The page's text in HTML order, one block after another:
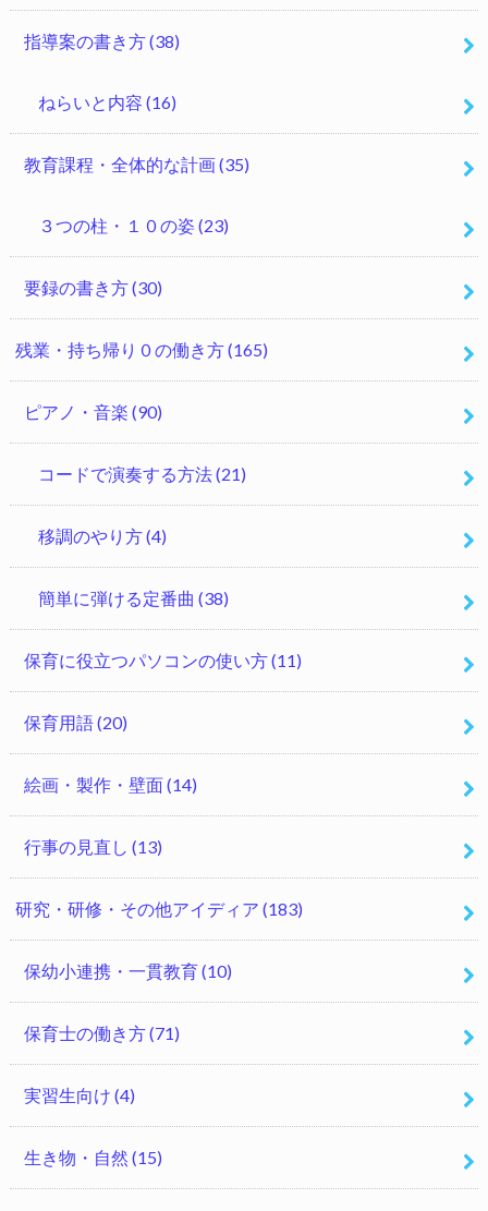
指導案の書き方(38)
ねらいと内容 (16)
教育課程・全体的な計画(35)
３つの柱・１０の姿(23)
要録の書き方(30)
残業・持ち帰り０の働き方(165)
ピアノ・音楽 (90)
コードで演奏する方法(21)
移調のやり方(4)
簡単に弾ける定番曲 (38)
保育に役立つパソコンの使い方(11)
保育用語(20)
絵画・製作・壁面(14)
行事の見直し (13)
研究・研修・その他アイディア (183)
保幼小連携・一貫教育(10)
保育士の働き方(71)
実習生向け (4)
生き物・自然 (15)